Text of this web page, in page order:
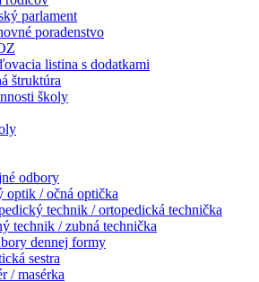
parlament
poradenstvo
listina s dodatkami
štruktúra
školy
odbory
optik / očná optička
technik / ortopedická technička
technik / zubná technička
dennej formy
sestra
/ masérka